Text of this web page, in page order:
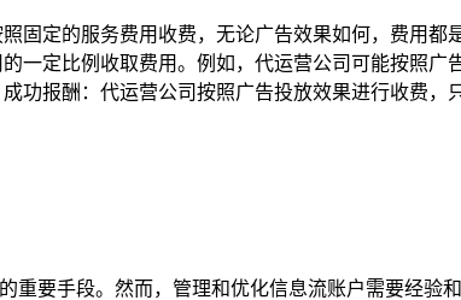
固定的服务费用收费，无论广告效果如何，费用
一定比例收取费用。例如，代运营公司可能按照广
功报酬：代运营公司按照广告投放效果进行收费
重要手段。然而，管理和优化信息流账户需要经验